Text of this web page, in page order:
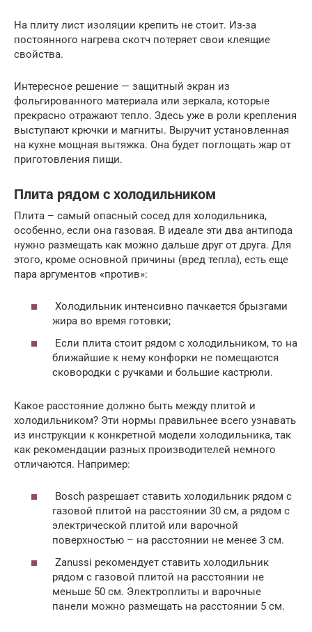
На плиту лист изоляции крепить не стоит. Из-за
постоянного нагрева скотч потеряет свои клеящие
свойства.
Интересное решение — защитный экран из
фольгированного материала или зеркала, которые
прекрасно отражают тепло. Здесь уже в роли крепления
выступают крючки и магниты. Выручит установленная
на кухне мощная вытяжка. Она будет поглощать жар от
приготовления пищи.
Плита рядом с холодильником
Плита – самый опасный сосед для холодильника,
особенно, если она газовая. В идеале эти два антипода
нужно размещать как можно дальше друг от друга. Для
этого, кроме основной причины (вред тепла), есть еще
пара аргументов «против»:
Холодильник интенсивно пачкается брызгами
жира во время готовки;
Если плита стоит рядом с холодильником, то на
ближайшие к нему конфорки не помещаются
сковородки с ручками и большие кастрюли.
Какое расстояние должно быть между плитой и
холодильником? Эти нормы правильнее всего узнавать
из инструкции к конкретной модели холодильника, так
как рекомендации разных производителей немного
отличаются. Например:
Bosсh разрешает ставить холодильник рядом с
газовой плитой на расстоянии 30 см, а рядом с
электрической плитой или варочной
поверхностью – на расстоянии не менее 3 см.
Zanussi рекомендует ставить холодильник
рядом с газовой плитой на расстоянии не
меньше 50 см. Электроплиты и варочные
панели можно размещать на расстоянии 5 см.